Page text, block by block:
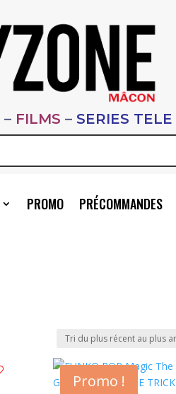
– FILMS – SERIES TELE
PROMO PRÉCOMMANDES
Promo !